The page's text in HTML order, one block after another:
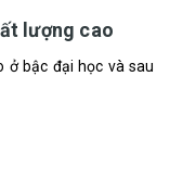
lượng cao
ở bậc đại học và sau